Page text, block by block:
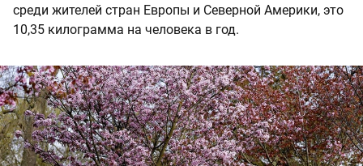
среди жителей стран Европы и Северной Америки, это
10,35 килограмма на человека в год.